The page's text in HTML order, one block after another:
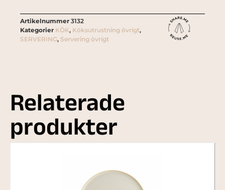
Artikelnummer 3132
Kategorier KÖK, Köksutrustning övrigt,
SERVERING, Servering övrigt
Relaterade
produkter